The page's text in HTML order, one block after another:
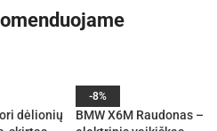
dėlionių
-8%
BMW X6M Raudonas –